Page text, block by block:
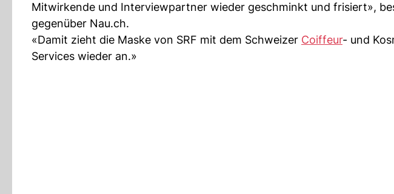
Mitwirkende und Interviewpartner wieder geschminkt und frisiert»,
gegenüber Nau.ch.
«Damit zieht die Maske von SRF mit dem Schweizer Coiffeur- und
Services wieder an.»